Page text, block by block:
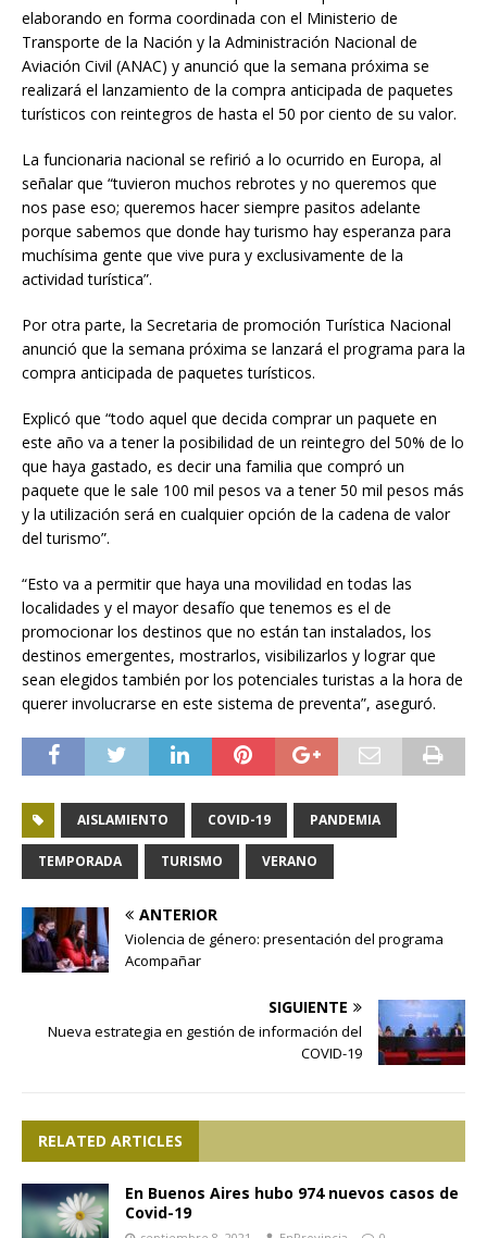
elaborando en forma coordinada con el Ministerio de
Transporte de la Nación y la Administración Nacional de
Aviación Civil (ANAC) y anunció que la semana próxima se
realizará el lanzamiento de la compra anticipada de paquetes
turísticos con reintegros de hasta el 50 por ciento de su valor.
La funcionaria nacional se refirió a lo ocurrido en Europa, al
señalar que “tuvieron muchos rebrotes y no queremos que
nos pase eso; queremos hacer siempre pasitos adelante
porque sabemos que donde hay turismo hay esperanza para
muchísima gente que vive pura y exclusivamente de la
actividad turística”.
Por otra parte, la Secretaria de promoción Turística Nacional
anunció que la semana próxima se lanzará el programa para la
compra anticipada de paquetes turísticos.
Explicó que “todo aquel que decida comprar un paquete en
este año va a tener la posibilidad de un reintegro del 50% de lo
que haya gastado, es decir una familia que compró un
paquete que le sale 100 mil pesos va a tener 50 mil pesos más
y la utilización será en cualquier opción de la cadena de valor
del turismo”.
“Esto va a permitir que haya una movilidad en todas las
localidades y el mayor desafío que tenemos es el de
promocionar los destinos que no están tan instalados, los
destinos emergentes, mostrarlos, visibilizarlos y lograr que
sean elegidos también por los potenciales turistas a la hora de
querer involucrarse en este sistema de preventa”, aseguró.
AISLAMIENTO COVID-19 PANDEMIA
TEMPORADA TURISMO VERANO
ANTERIOR
Violencia de género: presentación del programa
Acompañar
SIGUIENTE
Nueva estrategia en gestión de información del
COVID-19
RELATED ARTICLES
En Buenos Aires hubo 974 nuevos casos de
Covid-19